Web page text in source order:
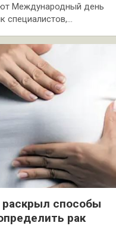
Международный день
специалистов,…
способы
рак